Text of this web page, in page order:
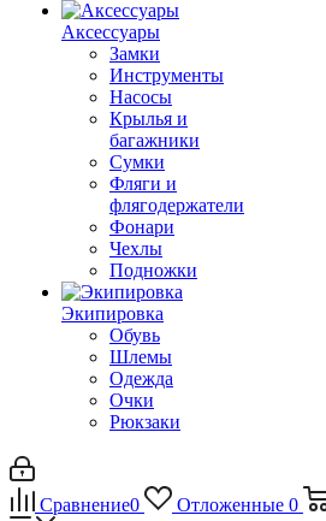
Аксессуары
Замки
Инструменты
Насосы
Крылья и
багажники
Сумки
Фляги и
флягодержатели
Фонари
Чехлы
Подножки
Экипировка
Обувь
Шлемы
Одежда
Очки
Рюкзаки
Сравнение0 Отложенные 0